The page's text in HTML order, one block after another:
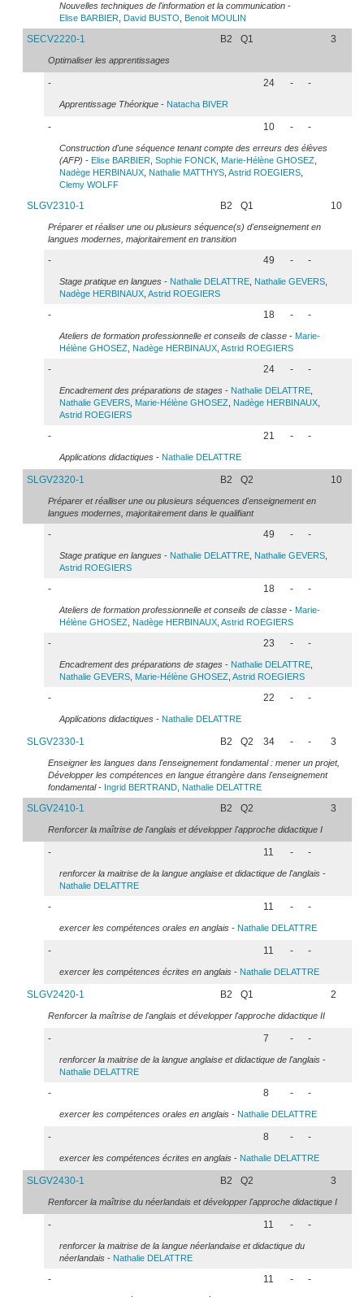
Nouvelles techniques de l'information et la communication -
Elise BARBIER David BUSTO Benoit MOULIN
SECV2220-1 B2 Q1 3
Optimaliser les apprentissages
- 24 - -
Apprentissage Théorique - Natacha BIVER
- 10 - -
Construction d'une séquence tenant compte des erreurs des élèves
(AFP) - Elise BARBIER Sophie FONCK Marie-Hélène GHOSEZ
Nadège HERBINAUX Nathalie MATTHYS Astrid ROEGIERS
Clemy WOLFF
SLGV2310-1 B2 Q1 10
Préparer et réaliser une ou plusieurs séquence(s) d'enseignement en
langues modernes, majoritairement en transition
- 49 - -
Stage pratique en langues - Nathalie DELATTRE Nathalie GEVERS
Nadège HERBINAUX Astrid ROEGIERS
- 18 - -
Ateliers de formation professionnelle et conseils de classe - Marie-
Hélène GHOSEZ Nadège HERBINAUX Astrid ROEGIERS
- 24 - -
Encadrement des préparations de stages - Nathalie DELATTRE
Nathalie GEVERS Marie-Hélène GHOSEZ Nadège HERBINAUX
Astrid ROEGIERS
- 21 - -
Applications didactiques - Nathalie DELATTRE
SLGV2320-1 B2 Q2 10
Préparer et réalliser une ou plusieurs séquences d'enseignement en
langues modernes, majoritairement dans le qualifiant
- 49 - -
Stage pratique en langues - Nathalie DELATTRE Nathalie GEVERS
Astrid ROEGIERS
- 18 - -
Ateliers de formation professionnelle et conseils de classe - Marie-
Hélène GHOSEZ Nadège HERBINAUX Astrid ROEGIERS
- 23 - -
Encadrement des préparations de stages - Nathalie DELATTRE
Nathalie GEVERS Marie-Hélène GHOSEZ Astrid ROEGIERS
- 22 - -
Applications didactiques - Nathalie DELATTRE
SLGV2330-1 B2 Q2 34 - - 3
Enseigner les langues dans l'enseignement fondamental : mener un projet,
Développer les compétences en langue étrangère dans l'enseignement
fondamental- Ingrid BERTRAND Nathalie DELATTRE
SLGV2410-1 B2 Q2 3
Renforcer la maîtrise de l'anglais et développer l'approche didactique I
- 11 - -
renforcer la maitrise de la langue anglaise et didactique de l'anglais -
Nathalie DELATTRE
- 11 - -
exercer les compétences orales en anglais - Nathalie DELATTRE
- 11 - -
exercer les compétences écrites en anglais - Nathalie DELATTRE
SLGV2420-1 B2 Q1 2
Renforcer la maîtrise de l'anglais et développer l'approche didactique II
- 7 - -
renforcer la maitrise de la langue anglaise et didactique de l'anglais -
Nathalie DELATTRE
- 8 - -
exercer les compétences orales en anglais - Nathalie DELATTRE
- 8 - -
exercer les compétences écrites en anglais - Nathalie DELATTRE
SLGV2430-1 B2 Q2 3
Renforcer la maîtrise du néerlandais et développer l'approche didactique I
- 11 - -
renforcer la maitrise de la langue néerlandaise et didactique du
néerlandais - Nathalie DELATTRE
- 11 - -